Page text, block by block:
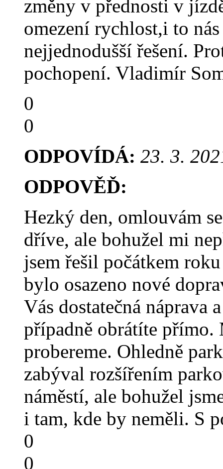
změny v přednosti v
omezení rychlost,i to
nejjednodušší řešení.
pochopení. Vladimír
0
0
ODPOVÍDÁ: 23. 3.
ODPOVĚĎ:
Hezký den, omlouvám
dříve, ale bohužel mi
jsem řešil počátkem
bylo osazeno nové
Vás dostatečná náprava
případně obrátíte přímo.
probereme. Ohledně
zabýval rozšířením
náměstí, ale bohužel
i tam, kde by neměli. S
0
0